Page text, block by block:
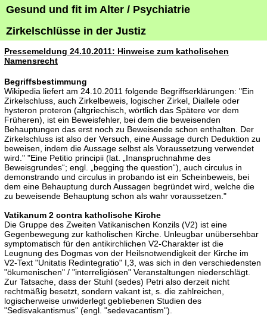
Gesund und fit im Alter / Psychiatrie
Zirkelschlüsse in der Justiz
Pressemeldung 24.10.2011: Hinweise zum katholischen
Namensrecht
Begriffsbestimmung
Wikipedia liefert am 24.10.2011 folgende Begriffserklärungen: "Ein
Zirkelschluss, auch Zirkelbeweis, logischer Zirkel, Diallele oder
hysteron proteron (altgriechisch, wörtlich das Spätere vor dem
Früheren), ist ein Beweisfehler, bei dem die beweisenden
Behauptungen das erst noch zu Beweisende schon enthalten. Der
Zirkelschluss ist also der Versuch, eine Aussage durch Deduktion zu
beweisen, indem die Aussage selbst als Voraussetzung verwendet
wird." "Eine Petitio principii (lat. „Inanspruchnahme des
Beweisgrundes“; engl. „begging the question“), auch circulus in
demonstrando und circulus in probando ist ein Scheinbeweis, bei
dem eine Behauptung durch Aussagen begründet wird, welche die
zu beweisende Behauptung schon als wahr voraussetzen."
Vatikanum 2 contra katholische Kirche
Die Gruppe des Zweiten Vatikanischen Konzils (V2) ist eine
Gegenbewegung zur katholischen Kirche. Unleugbar unübersehbar
symptomatisch für den antikirchlichen V2-Charakter ist die
Leugnung des Dogmas von der Heilsnotwendigkeit der Kirche im
V2-Text "Unitatis Redintegratio" I,3, was sich in den verschiedensten
"ökumenischen" / "interreligiösen" Veranstaltungen niederschlägt.
Zur Tatsache, dass der Stuhl (sedes) Petri also derzeit nicht
rechtmäßig besetzt, sondern vakant ist, s. die zahlreichen,
logischerweise unwiderlegt gebliebenen Studien des
"Sedisvakantismus" (engl. "sedevacantism").